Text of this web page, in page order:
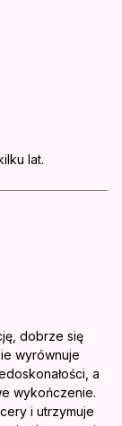
lat.
dobrze się
wyrównuje
a
wykończenie.
i utrzymuje